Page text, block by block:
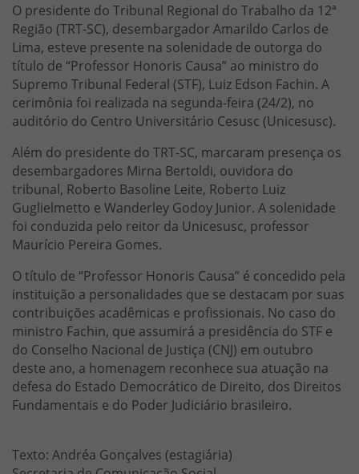
O presidente do Tribunal Regional do Trabalho da 12ª
Região (TRT-SC), desembargador Amarildo Carlos de
Lima, esteve presente na solenidade de outorga do
título de “Professor Honoris Causa” ao ministro do
Supremo Tribunal Federal (STF), Luiz Edson Fachin. A
cerimônia foi realizada na segunda-feira (24/2), no
auditório do Centro Universitário Cesusc (Unicesusc).
Além do presidente do TRT-SC, marcaram presença os
desembargadores Mirna Bertoldi, ouvidora do
tribunal, Roberto Basoline Leite, Roberto Luiz
Guglielmetto e Wanderley Godoy Junior. A solenidade
foi conduzida pelo reitor da Unicesusc, professor
Maurício Pereira Gomes.
O título de “Professor Honoris Causa” é concedido pela
instituição a personalidades que se destacam por suas
contribuições acadêmicas e profissionais. No caso do
ministro Fachin, que assumirá a presidência do STF e
do Conselho Nacional de Justiça (CNJ) em outubro
deste ano, a homenagem reconhece sua atuação na
defesa do Estado Democrático de Direito, dos Direitos
Fundamentais e do Poder Judiciário brasileiro.
Texto: Andréa Gonçalves (estagiária)